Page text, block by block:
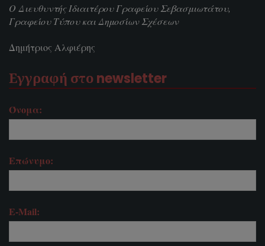
Ο Διευθυντής Ιδιαιτέρου Γραφείου Σεβασμιωτάτου,
Γραφείου Τύπου και Δημοσίων Σχέσεων
Δημήτριος Αλφιέρης
Εγγραφή στο newsletter
Όνομα:
Επώνυμο:
E-Mail: